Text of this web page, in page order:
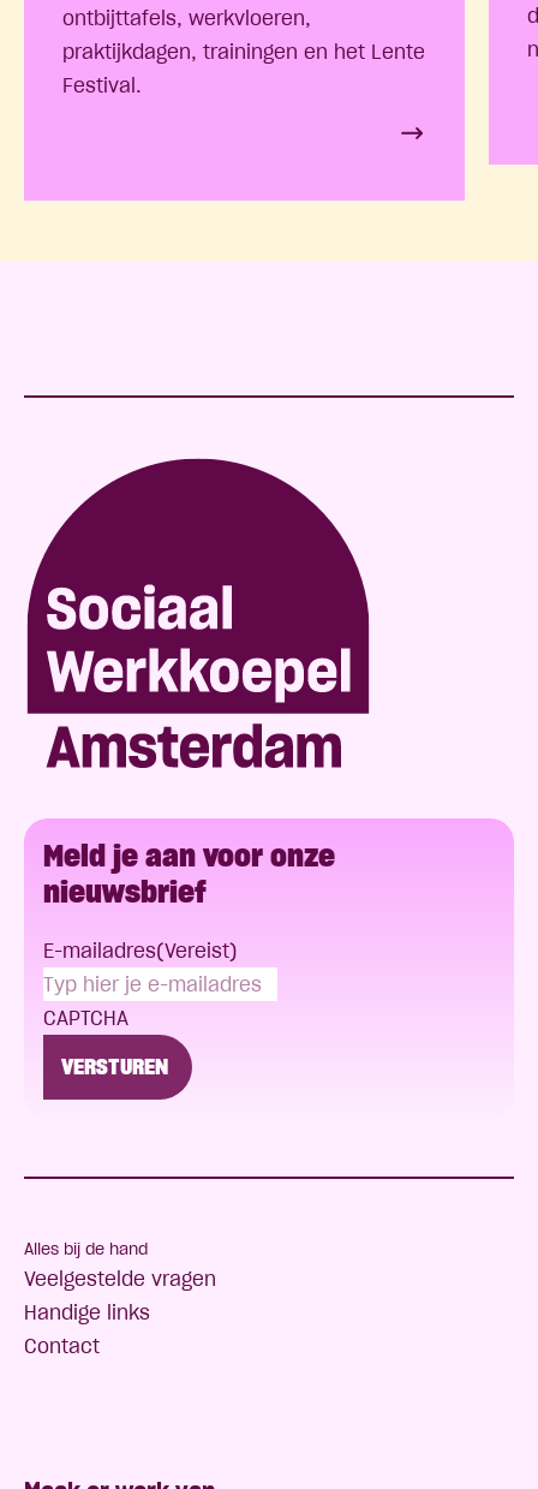
ontbijttafels, werkvloeren,
praktijkdagen, trainingen en het Lente
Festival.
Meld je aan voor onze
nieuwsbrief
E-mailadres(Vereist)
CAPTCHA
Alles bij de hand
Veelgestelde vragen
Handige links
Contact